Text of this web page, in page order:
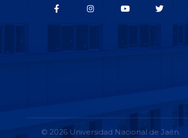
© 2026 Universidad Nacional de Jaén.